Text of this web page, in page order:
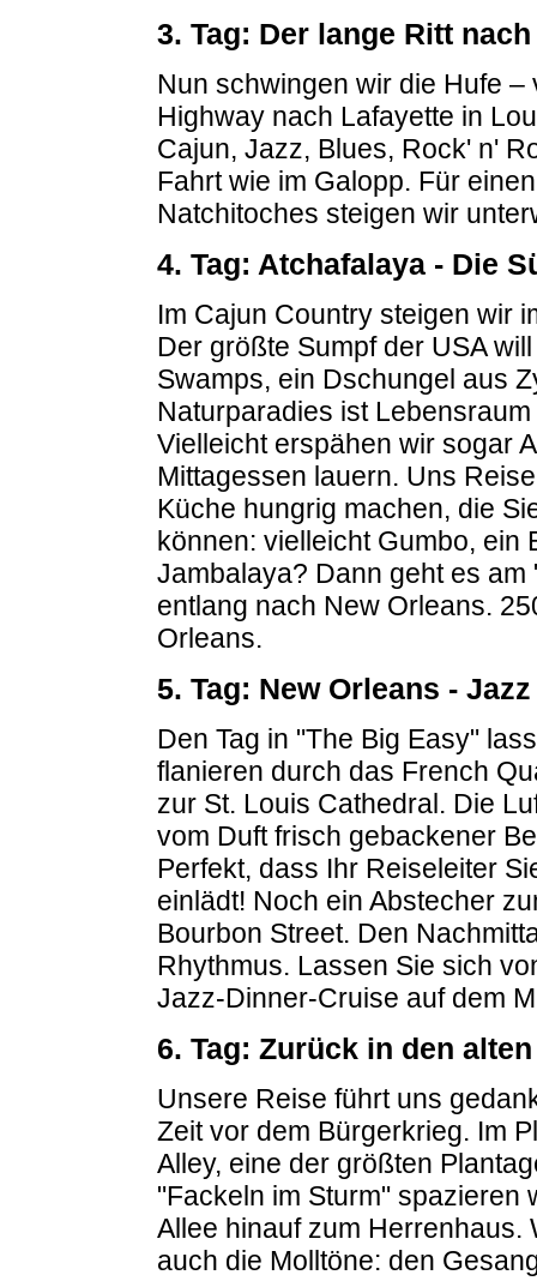
3. Tag: Der lange Ritt
Nun schwingen wir die Hufe
Highway nach Lafayette in
Cajun, Jazz, Blues, Rock' n'
Fahrt wie im Galopp. Für
Natchitoches steigen wir
4. Tag: Atchafalaya - Die
Im Cajun Country steigen wir
Der größte Sumpf der USA
Swamps, ein Dschungel aus
Naturparadies ist
Vielleicht erspähen wir sogar
Mittagessen lauern. Uns
Küche hungrig machen, die
können: vielleicht Gumbo, ein
Jambalaya? Dann geht es
entlang nach New Orleans.
Orleans.
5. Tag: New Orleans -
Den Tag in "The Big Easy"
flanieren durch das French
zur St. Louis Cathedral. Die
vom Duft frisch gebackener
Perfekt, dass Ihr Reiseleiter
einlädt! Noch ein Abstecher
Bourbon Street. Den
Rhythmus. Lassen Sie sich
Jazz-Dinner-Cruise auf dem
6. Tag: Zurück in den
Unsere Reise führt uns
Zeit vor dem Bürgerkrieg. Im
Alley, eine der größten
"Fackeln im Sturm" spazieren
Allee hinauf zum Herrenhaus.
auch die Molltöne: den